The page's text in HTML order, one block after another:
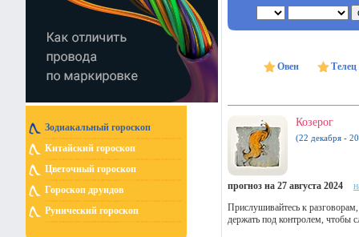
Зодиакальный гороскоп
Китайский гороскоп
Цветочный гороскоп
Гороскоп друидов
Рунический гороскоп
Овен Телец
Козерог
(22 декабря -
прогноз на 27 августа 2024
Прислушивайтесь к
держать под контролем, чтобы